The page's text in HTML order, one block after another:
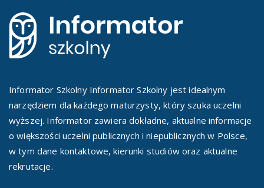
Informator Szkolny Informator Szkolny jest idealnym
narzędziem dla każdego maturzysty, który szuka uczelni
wyższej. Informator zawiera dokładne, aktualne informacje
o większości uczelni publicznych i niepublicznych w Polsce,
w tym dane kontaktowe, kierunki studiów oraz aktualne
rekrutacje.